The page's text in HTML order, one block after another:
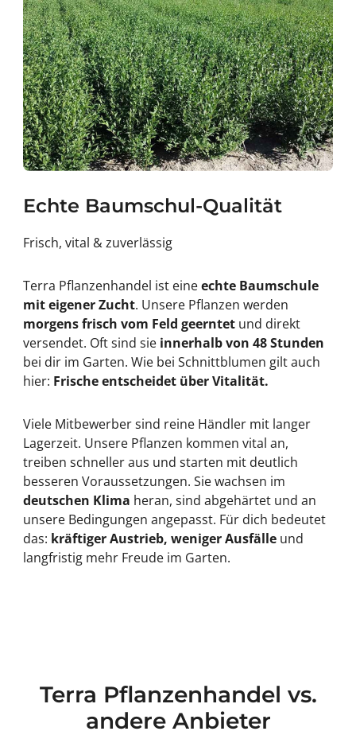
Echte Baumschul-Qualität
Frisch, vital & zuverlässig
Terra Pflanzenhandel ist eineechte Baumschule
mit eigener Zucht. Unsere Pflanzen werden
morgens frisch vom Feld geerntetund direkt
versendet. Oft sind sie innerhalb von 48 Stunden
bei dir im Garten. Wie bei Schnittblumen gilt auch
hier: Frische entscheidet über Vitalität.
Viele Mitbewerber sind reine Händler mit langer
Lagerzeit. Unsere Pflanzen kommen vital an,
treiben schneller aus und starten mit deutlich
besseren Voraussetzungen. Sie wachsen im
deutschen Klima heran, sind abgehärtet und an
unsere Bedingungen angepasst. Für dich bedeutet
das: kräftiger Austrieb, weniger Ausfälle und
langfristig mehr Freude im Garten.
Terra Pflanzenhandel vs.
andere Anbieter